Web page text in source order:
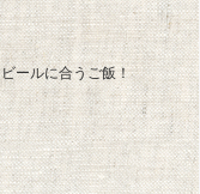
ビールに合うご飯！